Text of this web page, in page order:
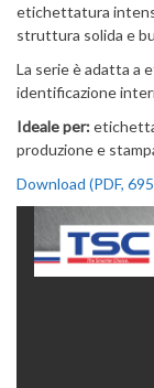
etichettatura
struttura solida e
La serie è adatta a
identificazione
Ideale per:
produzione e
Download (PDF,